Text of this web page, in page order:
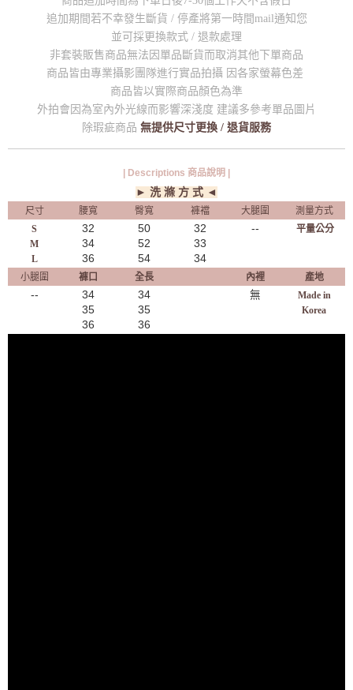
追加期間若不幸發生斷貨 / 停產將第一時間mail通知您
並可採更換款式 / 退款處理
非套裝販售商品無法因單品斷貨而取消其他下單商品
商品皆由專業攝影團隊進行實品拍攝 因各家螢幕色差
商品皆以實際商品顏色為準
外拍會因為室內外光線而影響深淺度 建議多參考單品圖片
除瑕疵商品 無提供尺寸更換 / 退貨服務
| Descriptions 商品說明 |
► 洗 滌 方 式 ◄
尺寸 腰寬 臀寬 褲襠 大腿圍
測量方式
S
M
L
32
34
36
50
52
54
32
33
34
-- 平量公分
小腿圍 褲口 全長 內裡 產地
--
34
35
36
34
35
36
無
Made in
Korea